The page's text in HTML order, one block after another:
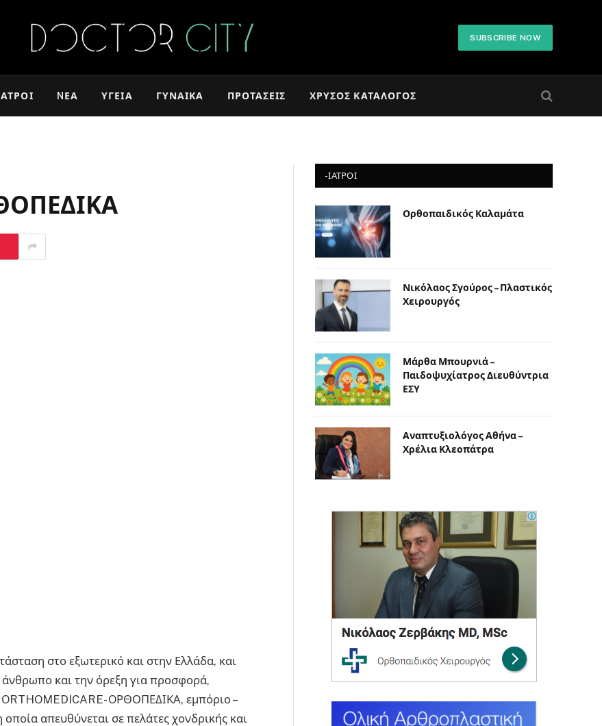
SUBSCRIBE NOW
NΈΑ ΥΓΕΊΑ ΓΥΝΑΊΚΑ ΠΡΟΤΆΣΕΙΣ ΧΡΥΣΌΣ ΚΑΤΆΛΟΓΟΣ
στο εξωτερικό και στην Ελλάδα, και
και την όρεξη για προσφορά,
OΡΘΟΠΕΔΙΚΑ, εμπόριο –
απευθύνεται σε πελάτες χονδρικής και
-ΙΑΤΡΟΙ
Ορθοπαιδικός Καλαμάτα
Νικόλαος Σγούρος – Πλαστικός
Χειρουργός
Μάρθα Μπουρνιά –
Παιδοψυχίατρος Διευθύντρια
ΕΣΥ
Αναπτυξιολόγος Αθήνα –
Χρέλια Κλεοπάτρα